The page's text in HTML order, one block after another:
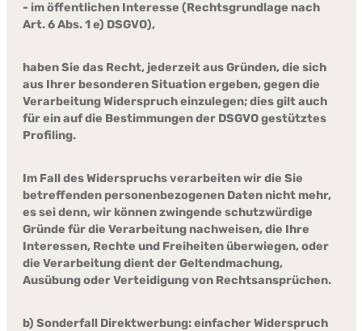
- im öffentlichen Interesse (Rechtsgrundlage nach
Art. 6 Abs. 1 e) DSGVO),
haben Sie das Recht, jederzeit aus Gründen, die sich
aus Ihrer besonderen Situation ergeben, gegen die
Verarbeitung Widerspruch einzulegen; dies gilt auch
für ein auf die Bestimmungen der DSGVO gestütztes
Profiling.
Im Fall des Widerspruchs verarbeiten wir die Sie
betreffenden personenbezogenen Daten nicht mehr,
es sei denn, wir können zwingende schutzwürdige
Gründe für die Verarbeitung nachweisen, die Ihre
Interessen, Rechte und Freiheiten überwiegen, oder
die Verarbeitung dient der Geltendmachung,
Ausübung oder Verteidigung von Rechtsansprüchen.
b) Sonderfall Direktwerbung: einfacher Widerspruch